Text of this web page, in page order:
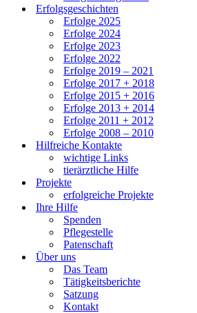
Erfolgsgeschichten
Erfolge 2025
Erfolge 2024
Erfolge 2023
Erfolge 2022
Erfolge 2019 – 2021
Erfolge 2017 + 2018
Erfolge 2015 + 2016
Erfolge 2013 + 2014
Erfolge 2011 + 2012
Erfolge 2008 – 2010
Hilfreiche Kontakte
wichtige Links
tierärztliche Hilfe
Projekte
erfolgreiche Projekte
Ihre Hilfe
Spenden
Pflegestelle
Patenschaft
Über uns
Das Team
Tätigkeitsberichte
Satzung
Kontakt